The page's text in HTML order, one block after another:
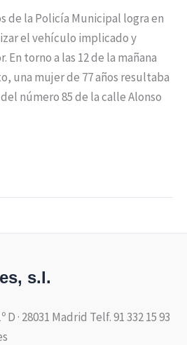
de la Policía Municipal logra en
el vehículo implicado y
torno a las 12 de la mañana
una mujer de 77 años resultaba
número 85 de la calle Alonso
s.l.
· 28031 Madrid Telf. 91 332 15 93